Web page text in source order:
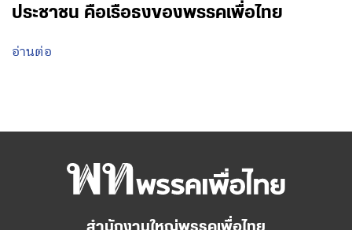
ประชาชน คือเรือธงของพรรคเพื่อไทย
อ่านต่อ